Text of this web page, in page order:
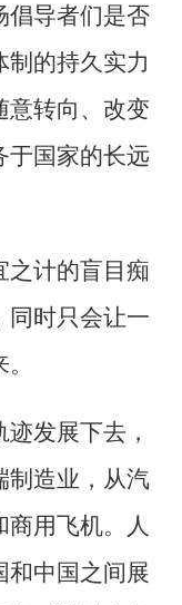
倡导者们是否
制的持久实力
意转向、改变
于国家的长远
之计的盲目痴
同时只会让一
发展下去，
制造业，从汽
商用飞机。人
和中国之间展